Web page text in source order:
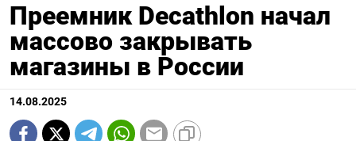
Преемник Decathlon начал
массово закрывать
магазины в России
14.08.2025